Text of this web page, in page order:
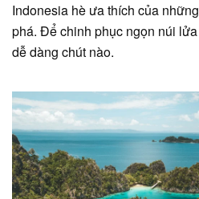
Indonesia hè ưa thích của
phá. Để chinh phục ngọn núi
dễ dàng chút nào.